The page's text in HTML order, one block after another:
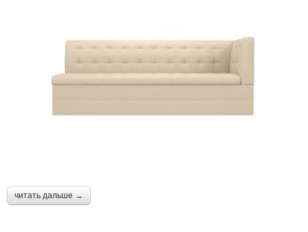
читать дальше →